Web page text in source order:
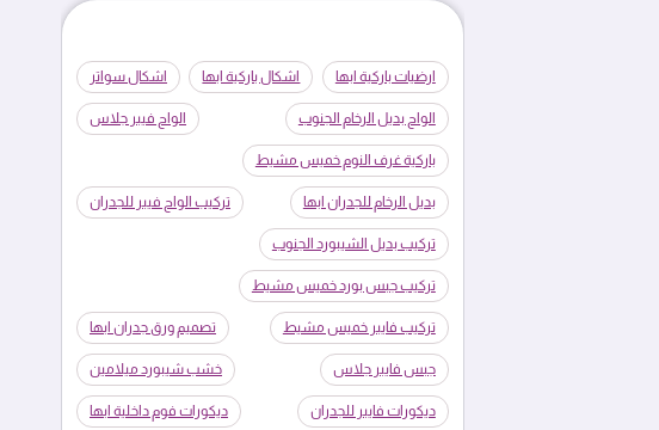
ارضيات باركية ابها اشكال باركية ابها اشكال سواتر
الواح بديل الرخام الجنوب الواح فيبر جلاس
باركية غرف النوم خميس مشيط
بديل الرخام للجدران ابها تركيب الواح فيبر للجدران
تركيب بديل الشيبورد الجنوب
تركيب جبس بورد خميس مشيط
تركيب فايبر خميس مشيط تصميم ورق جدران ابها
جبس فايبر جلاس خشب شيبورد ميلامين
ديكورات فايبر للجدران ديكورات فوم داخلية ابها